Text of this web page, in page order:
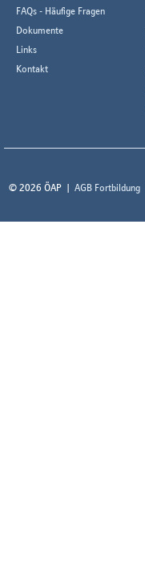
FAQs - Häufige Fragen
Dokumente
Links
Kontakt
© 2026 ÖAP AGB Fortbildung